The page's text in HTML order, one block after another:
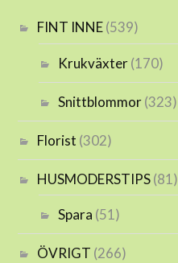
FINT INNE(539)
Krukväxter(170)
Snittblommor(323)
Florist (302)
HUSMODERSTIPS(81)
Spara (51)
ÖVRIGT (266)